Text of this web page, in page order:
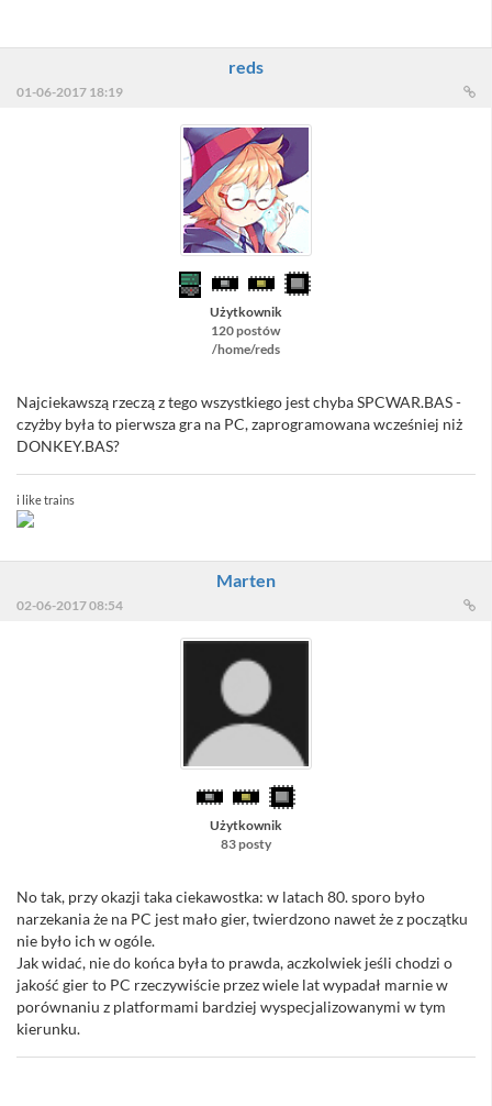
reds
01-06-2017 18:19
Użytkownik
120 postów
/home/reds
Najciekawszą rzeczą z tego wszystkiego jest chyba SPCWAR.BAS -
czyżby była to pierwsza gra na PC, zaprogramowana wcześniej niż
DONKEY.BAS?
i like trains
Marten
02-06-2017 08:54
Użytkownik
83 posty
No tak, przy okazji taka ciekawostka: w latach 80. sporo było
narzekania że na PC jest mało gier, twierdzono nawet że z początku
nie było ich w ogóle.
Jak widać, nie do końca była to prawda, aczkolwiek jeśli chodzi o
jakość gier to PC rzeczywiście przez wiele lat wypadał marnie w
porównaniu z platformami bardziej wyspecjalizowanymi w tym
kierunku.